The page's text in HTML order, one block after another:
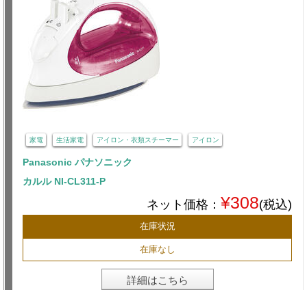
家電 生活家電 アイロン・衣類スチーマー アイロン
Panasonic パナソニック
カルル NI-CL311-P
ネット価格： ¥308(税込)
在庫状況
在庫なし
詳細はこちら